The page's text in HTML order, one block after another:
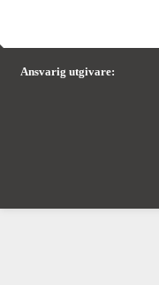
Ansvarig utgivare: